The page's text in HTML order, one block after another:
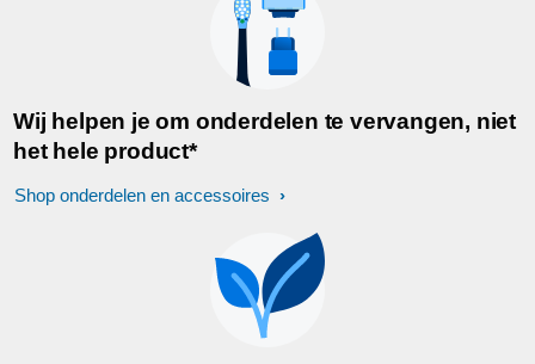
Wij helpen je om onderdelen te vervangen, niet
het hele product*
Shop onderdelen en accessoires